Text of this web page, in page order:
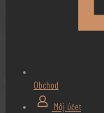
Obchod
Môj účet